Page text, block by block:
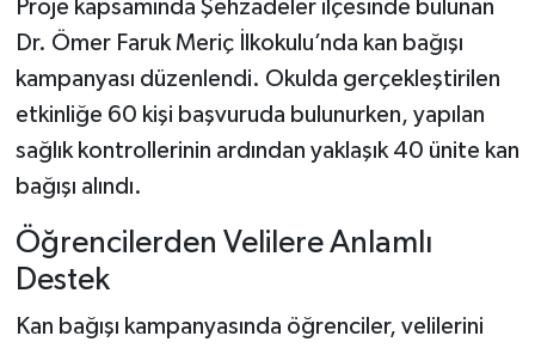
Proje kapsamında Şehzadeler ilçesinde bulunan
Dr. Ömer Faruk Meriç İlkokulu’nda kan bağışı
kampanyası düzenlendi. Okulda gerçekleştirilen
etkinliğe 60 kişi başvuruda bulunurken, yapılan
sağlık kontrollerinin ardından yaklaşık 40 ünite kan
bağışı alındı.
Öğrencilerden Velilere Anlamlı
Destek
Kan bağışı kampanyasında öğrenciler, velilerini